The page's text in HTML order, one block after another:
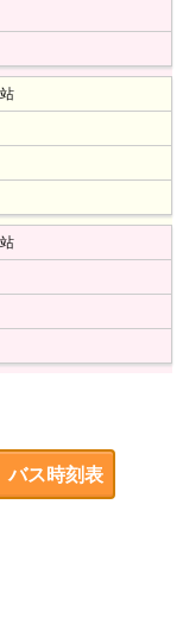
站
运站
运站
ス時刻表